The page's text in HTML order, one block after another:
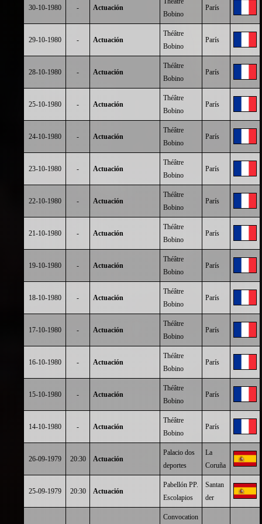
30-10-1980 - Actuación
Bobino
París
29-10-1980 - Actuación
Théâtre
Bobino
París
28-10-1980 - Actuación
Théâtre
Bobino
París
25-10-1980 - Actuación
Théâtre
Bobino
París
24-10-1980 - Actuación
Théâtre
Bobino
París
23-10-1980 - Actuación
Théâtre
Bobino
París
22-10-1980 - Actuación
Théâtre
Bobino
París
21-10-1980 - Actuación
Théâtre
Bobino
París
19-10-1980 - Actuación
Théâtre
Bobino
París
18-10-1980 - Actuación
Théâtre
Bobino
París
17-10-1980 - Actuación
Théâtre
Bobino
París
16-10-1980 - Actuación
Théâtre
Bobino
París
15-10-1980 - Actuación
Théâtre
Bobino
París
14-10-1980 - Actuación
Théâtre
Bobino
París
26-09-1979 20:30 Actuación
Palacio dos
deportes
La
Coruña
25-09-1979 20:30 Actuación
Pabellón PP.
Escolapios
Santan
der
Convocation